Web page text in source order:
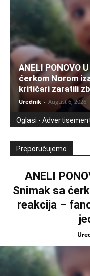
ANELI PONOVO
ćerkom Norom
kritičari zaratili
Urednik - August 6, 2026
Oglasi -
Preporučujemo
ANELI
Snimak sa
reakcija –